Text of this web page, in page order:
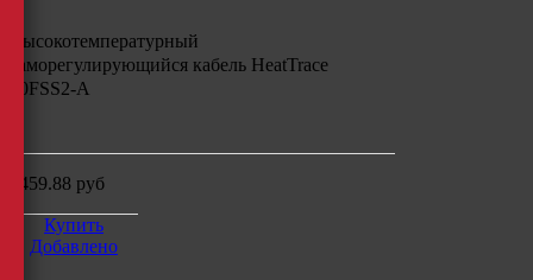
Высокотемпературный
саморегулирующийся кабель HeatTrace
30FSS2-A
3459.88 руб
Купить
Добавлено